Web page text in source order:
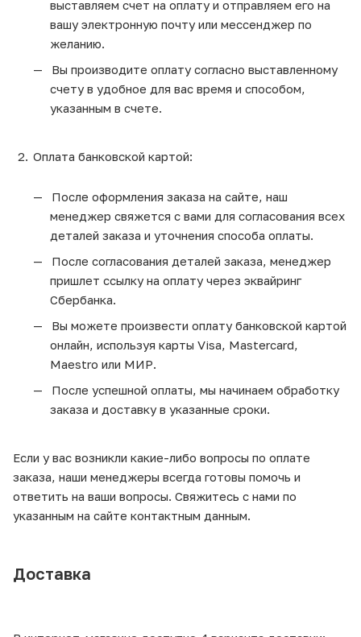
выставляем счет на оплату и отправляем его на
вашу электронную почту или мессенджер по
желанию.
Вы производите оплату согласно выставленному
счету в удобное для вас время и способом,
указанным в счете.
Оплата банковской картой:
После оформления заказа на сайте, наш
менеджер свяжется с вами для согласования всех
деталей заказа и уточнения способа оплаты.
После согласования деталей заказа, менеджер
пришлет ссылку на оплату через эквайринг
Сбербанка.
Вы можете произвести оплату банковской картой
онлайн, используя карты Visa, Mastercard,
Maestro или МИР.
После успешной оплаты, мы начинаем обработку
заказа и доставку в указанные сроки.
Если у вас возникли какие-либо вопросы по оплате
заказа, наши менеджеры всегда готовы помочь и
ответить на ваши вопросы. Свяжитесь с нами по
указанным на сайте контактным данным.
Доставка